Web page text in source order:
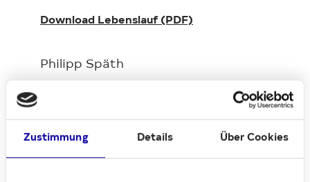
Zustimmung Details Über Cookies
Download Lebenslauf (PDF)
Philipp Späth
Download Lebenslauf (PDF)